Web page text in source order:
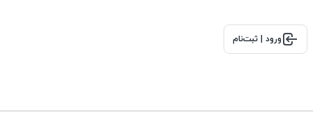
ورود | ثبت‌نام